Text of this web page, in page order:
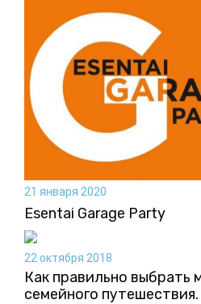
21 января 2020
Esentai Garage Party
22 октября 2018
Как правильно выбрать
семейного путешествия.